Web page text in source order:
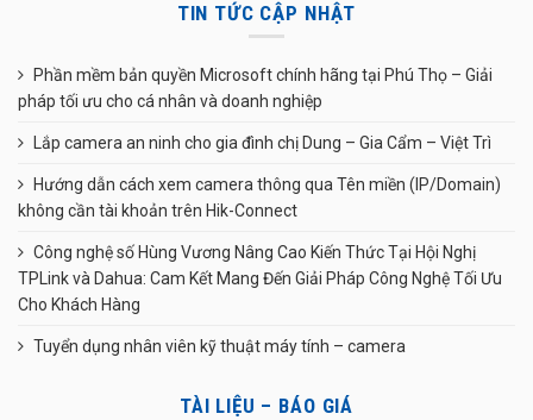
TIN TỨC CẬP NHẬT
Phần mềm bản quyền Microsoft chính hãng tại Phú Thọ – Giải
pháp tối ưu cho cá nhân và doanh nghiệp
Lắp camera an ninh cho gia đình chị Dung – Gia Cẩm – Việt Trì
Hướng dẫn cách xem camera thông qua Tên miền (IP/Domain)
không cần tài khoản trên Hik-Connect
Công nghệ số Hùng Vương Nâng Cao Kiến Thức Tại Hội Nghị
TPLink và Dahua: Cam Kết Mang Đến Giải Pháp Công Nghệ Tối Ưu
Cho Khách Hàng
Tuyển dụng nhân viên kỹ thuật máy tính – camera
TÀI LIỆU – BÁO GIÁ